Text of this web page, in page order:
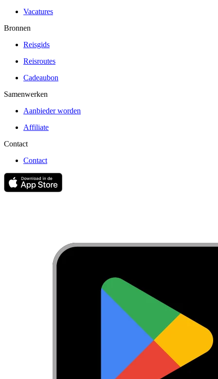
Vacatures
Bronnen
Reisgids
Reisroutes
Cadeaubon
Samenwerken
Aanbieder worden
Affiliate
Contact
Contact